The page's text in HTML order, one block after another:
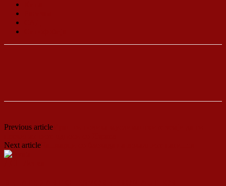
Previous article
Next article